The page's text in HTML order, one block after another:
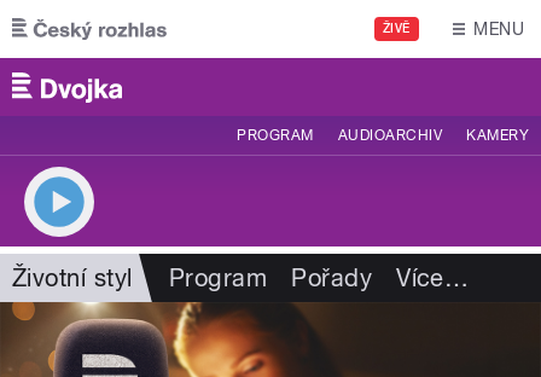
Přejít k hlavnímu obsahu
ŽIVĚ MENU
PROGRAM AUDIOARCHIV KAMERY
Životní styl Program Pořady Více…